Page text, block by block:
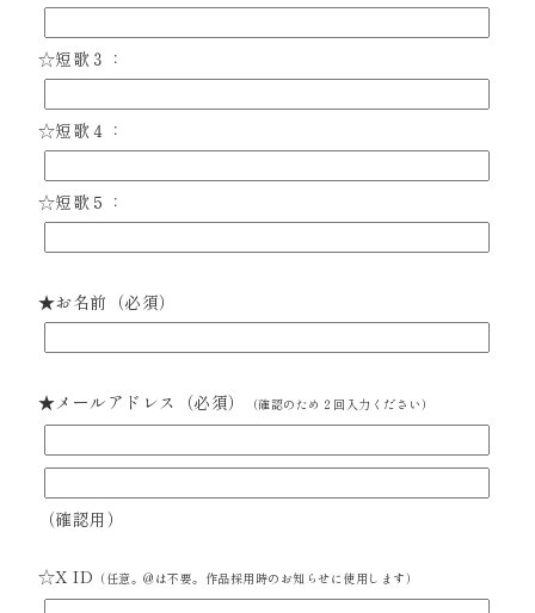
☆短歌３：
☆短歌４：
☆短歌５：
★お名前（必須）
★メールアドレス（必須） （確認のため２回入力ください）
（確認用）
☆X ID （任意。@は不要。作品採用時のお知らせに使用します）